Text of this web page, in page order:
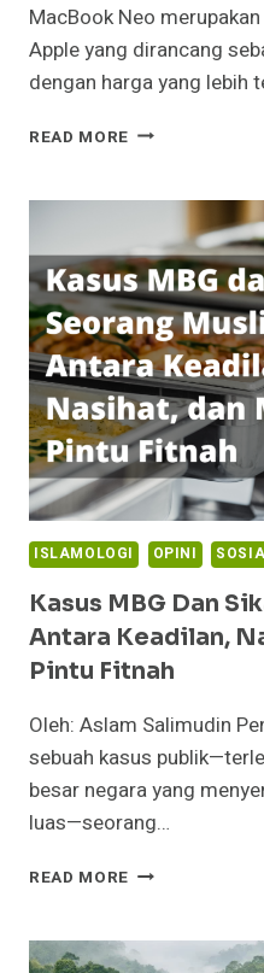
MacBook Neo
Apple yang dirancang
dengan harga yang lebih
READ MORE MACBOOK
LAPTOP
VERSI
MURAH
ISLAMOLOGI OPINI
Kasus MBG Dan
Antara Keadilan,
Pintu Fitnah
Oleh: Aslam Salimudin
sebuah kasus
besar negara yang
luas—seorang…
READ MORE KASUS
SIKAP